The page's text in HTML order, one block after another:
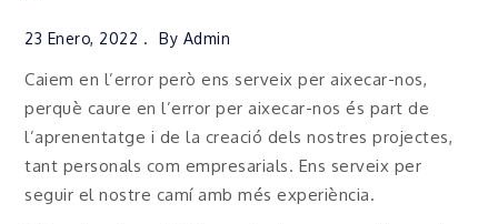
23 Enero, 2022 By Admin
Caiem en l’error però ens serveix per aixecar-nos,
perquè caure en l’error per aixecar-nos és part de
l’aprenentatge i de la creació dels nostres projectes,
tant personals com empresarials. Ens serveix per
seguir el nostre camí amb més experiència.